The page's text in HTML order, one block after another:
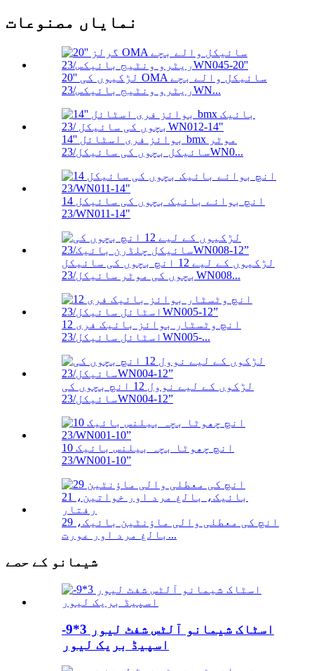
نمایاں مصنوعات
20'' لڑکیوں کی OMA سائیکل والے بچے
ریٹرو ونٹیج بائیکس/23WN...
14'' بوائز فری اسٹائل bmx موٹر
سائیکل بچوں کی سائیکل/23WN0...
14 انچ بوائے بائیک بچوں کی سائیکل
/23WN011-14"
لڑکیوں کے لیے 12 انچ بچوں کی سائیکل
بچوں کی موٹر سائیکل/23WN008...
12 انچ وٹسٹار بوائز بائیک فری
اسٹائل سائیکل/23WN005-...
لڑکوں کے لیے نوول 12 انچ بچوں کی
سائیکل/23WN004-12”
10 انچ چھوٹا بچہ بیلنس بائیک
/23WN001-10”
29 انچ کی معطلی والی ماؤنٹین بائیک،
بالغ مرد اور عورت...
شیمانو کے حصے
اسٹاک شیمانو آلٹس شفٹ لیور 3*9-
اسپیڈ بریک لیور